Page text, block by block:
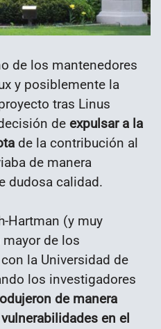
de los mantenedores
y posiblemente la
tras Linus
de expulsar a la
de la contribución al
de manera
dudosa calidad.
Hartman (y muy
de los
la Universidad de
los investigadores
de manera
en el